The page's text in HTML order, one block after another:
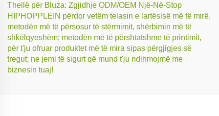
Thellë për Bluza: Zgjidhje ODM/OEM Një-Në-Stop
HIPHOPPLEIN përdor vetëm telasin e lartësisë më të mirë,
metodën më të përsosur të stërmimit, shërbimin më të
shkëlqyeshëm; metodën më të përshtatshme të printimit,
për t'ju ofruar produktet më të mira sipas përgjigjes së
tregut; ne jemi të sigurt që mund t'ju ndihmojmë me
biznesin tuaj!